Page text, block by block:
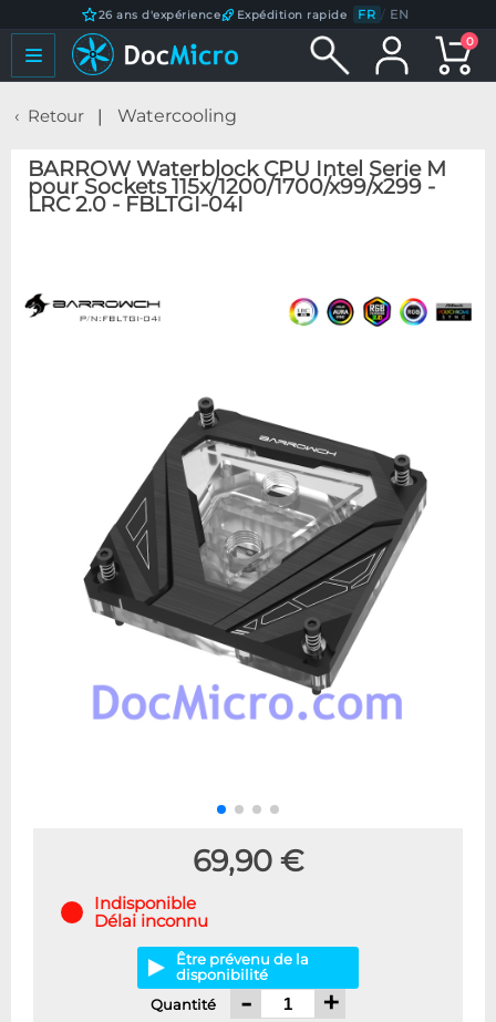
26 ans d'expérience Expédition rapide FR / EN
0
Retour Watercooling
BARROW Waterblock CPU Intel Serie M
pour Sockets 115x/1200/1700/x99/x299 -
LRC 2.0 - FBLTGI-04I
69,90 €
Indisponible
Délai inconnu
Être prévenu de la
disponibilité
Quantité
- +